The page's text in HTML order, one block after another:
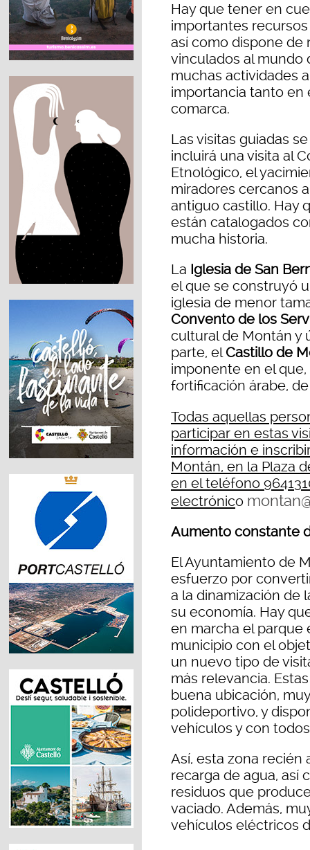
Hay que tener en
importantes
así como dispone de
vinculados al mundo
muchas actividades
importancia tanto en
comarca.
Las visitas guiadas
incluirá una visita al
Etnológico, el
miradores cercanos
antiguo castillo. Hay
están catalogados
mucha historia.
La Iglesia de San
el que se construyó
iglesia de menor
Convento de los
cultural de Montán y
parte, elCastillo de
imponente en el
fortificación árabe,
Todas aquellas
participar en estas
información e
Montán, en la Plaza
en el teléfono
electrónico
Aumento constante
El Ayuntamiento de
esfuerzo por
a la dinamización de
su economía. Hay
en marcha el parque
municipio con el
un nuevo tipo de
más relevancia.
buena ubicación,
polideportivo, y
vehículos y con
Así, esta zona recién
recarga de agua, así
residuos que
vaciado. Además,
vehículos eléctricos